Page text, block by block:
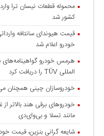
محموله قطعات نیسان ترا
کشور شد
قیمت هیوندای سانتافه
خودرو اعلام شد
هرمس خودرو گواهینامه‌های
المللی TÜV را دریافت کرد
خودروسازان چینی همچنان
خودروهای برقی هند بالاتر
مانند تسلا و بی‌وای‌دی
شایعه گرانی بنزین، قیمت